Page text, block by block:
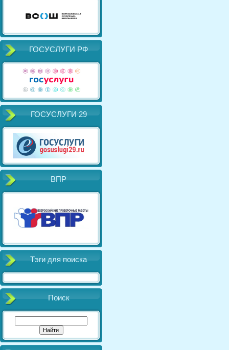
ГОСУСЛУГИ РФ
ГОСУСЛУГИ 29
ВПР
Тэги для поиска
Поиск